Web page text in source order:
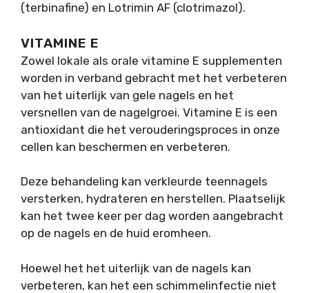
(terbinafine) en Lotrimin AF (clotrimazol).
VITAMINE E
Zowel lokale als orale vitamine E supplementen
worden in verband gebracht met het verbeteren
van het uiterlijk van gele nagels en het
versnellen van de nagelgroei. Vitamine E is een
antioxidant die het verouderingsproces in onze
cellen kan beschermen en verbeteren.
Deze behandeling kan verkleurde teennagels
versterken, hydrateren en herstellen. Plaatselijk
kan het twee keer per dag worden aangebracht
op de nagels en de huid eromheen.
Hoewel het het uiterlijk van de nagels kan
verbeteren, kan het een schimmelinfectie niet